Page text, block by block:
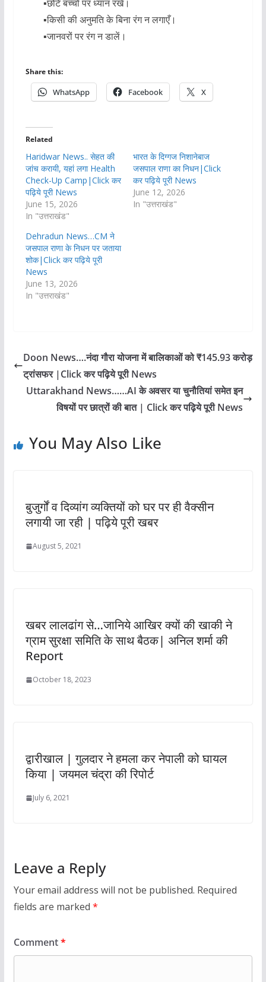
▪︎छोटे बच्चों पर ध्यान रखें।
▪︎किसी की अनुमति के बिना रंग न लगाएँ।
▪︎जानवरों पर रंग न डालें।
Share this:
WhatsApp Facebook X
Related
Haridwar News.. सेहत की
जांच करायी, यहां लगा Health
Check-Up Camp|Click कर
पढ़िये पूरी News
June 15, 2026
In "उत्तराखंड"
भारत के दिग्गज निशानेबाज
जसपाल राणा का निधन|Click
कर पढ़िये पूरी News
June 12, 2026
In "उत्तराखंड"
Dehradun News…CM ने
जसपाल राणा के निधन पर जताया
शोक|Click कर पढ़िये पूरी
News
June 13, 2026
In "उत्तराखंड"
Doon News….नंदा गौरा योजना में बालिकाओं को ₹145.93 करोड़
ट्रांसफर |Click कर पढ़िये पूरी News
Uttarakhand News……AI के अवसर या चुनौतियां समेत इन
विषयों पर छात्रों की बात | Click कर पढ़िये पूरी News
You May Also Like
बुजुर्गों व दिव्यांग व्यक्तियों को घर पर ही वैक्सीन
लगायी जा रही | पढ़िये पूरी खबर
August 5, 2021
खबर लालढांग से…जानिये आखिर क्यों की खाकी ने
ग्राम सुरक्षा समिति के साथ बैठक| अनिल शर्मा की
Report
October 18, 2023
द्वारीखाल | गुलदार ने हमला कर नेपाली को घायल
किया | जयमल चंद्रा की रिपोर्ट
July 6, 2021
Leave a Reply
Your email address will not be published. Required
fields are marked *
Comment*